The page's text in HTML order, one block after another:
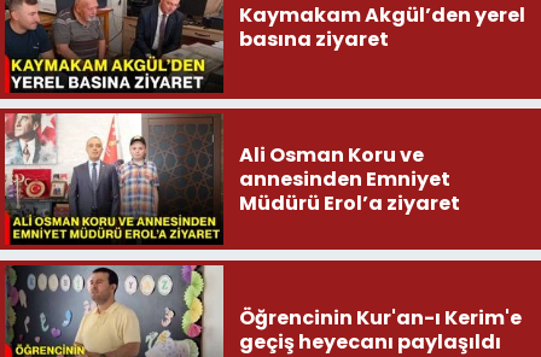
Kaymakam Akgül’den yerel
basına ziyaret
Ali Osman Koru ve
annesinden Emniyet
Müdürü Erol’a ziyaret
Öğrencinin Kur'an-ı Kerim'e
geçiş heyecanı paylaşıldı